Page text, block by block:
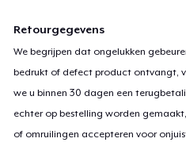
Retourgegevens
We begrijpen dat ongelukken
bedrukt of defect product ontvangt,
we u binnen 30 dagen een
echter op bestelling worden
of omruilingen accepteren voor